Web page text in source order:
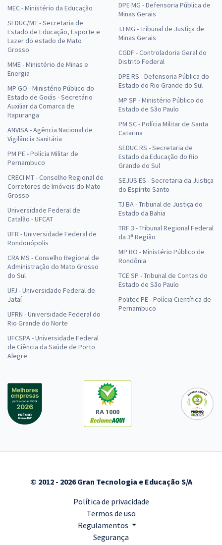
MEC - Ministério da Educação
SEDUC/MT - Secretaria de
Estado de Educação, Esporte e
Lazer do estado de Mato
Grosso
MME - Ministério de Minas e
Energia
MP GO - Ministério Público do
Estado de Goiás - Secretário
Auxiliar da Comarca de
Itapuranga
ANVISA - Agência Nacional de
Vigilância Sanitária
PM PE - Polícia Militar de
Pernambuco
CRECI MT - Conselho Regional de
Corretores de Imóveis do Mato
Grosso
Universidade Federal de
Catalão - UFCAT
UFR - Universidade Federal de
Rondonópolis
CRA MS - Conselho Regional de
Administração do Mato Grosso
do Sul
UFJ - Universidade Federal de
Jataí
UFRN - Universidade Federal do
Rio Grande do Norte
UFCSPA - Universidade Federal
de Ciência da Saúde de Porto
Alegre
DPE MG - Defensoria Pública de
Minas Gerais
TJ MG - Tribunal de Justiça de
Minas Gerais
CGDF - Controladoria Geral do
Distrito Federal
DPE RS - Defensoria Pública do
Estado do Rio Grande do Sul
MP SP - Ministério Público do
Estado de São Paulo
PM SC - Polícia Militar de Santa
Catarina
SEDUC RS - Secretaria de
Estado da Educação do Rio
Grande do Sul
SEJUS ES - Secretaria da Justiça
do Espírito Santo
TJ BA - Tribunal de Justiça do
Estado da Bahia
TRF 3 - Tribunal Regional Federal
da 3ª Região
MP RO - Ministério Público de
Rondônia
TCE SP - Tribunal de Contas do
Estado de São Paulo
Politec PE - Polícia Científica de
Pernambuco
RA 1000
© 2012 - 2026 Gran Tecnologia e Educação S/A
Política de privacidade
Termos de uso
Regulamentos
Segurança